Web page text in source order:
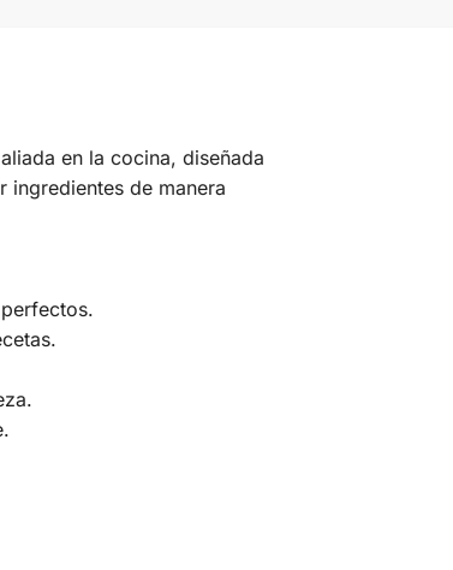
en la cocina, diseñada
ingredientes de manera